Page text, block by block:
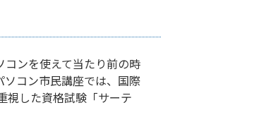
ンを使えて当たり前の時
コン市民講座では、国際
視した資格試験「サーテ